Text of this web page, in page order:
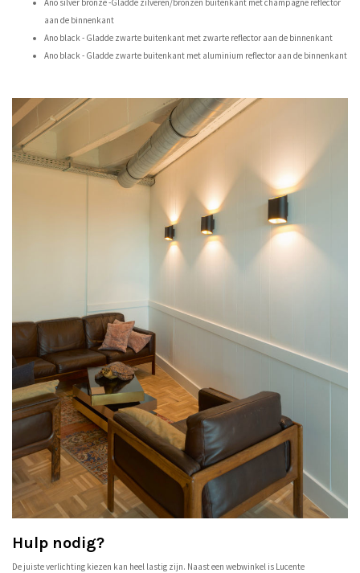
Ano silver bronze -Gladde zilveren/bronzen buitenkant met champagne reflector
aan de binnenkant
Ano black - Gladde zwarte buitenkant met zwarte reflector aan de binnenkant
Ano black - Gladde zwarte buitenkant met aluminium reflector aan de binnenkant
Hulp nodig?
De juiste verlichting kiezen kan heel lastig zijn. Naast een webwinkel is Lucente